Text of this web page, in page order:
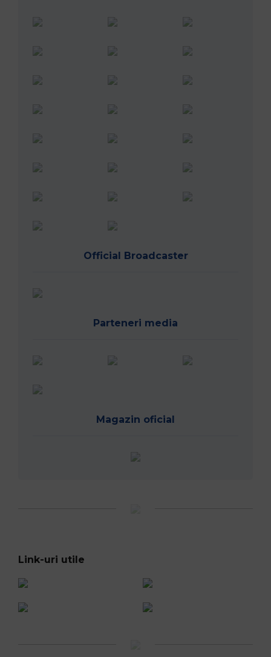
Official Broadcaster
Parteneri media
Magazin oficial
Link-uri utile